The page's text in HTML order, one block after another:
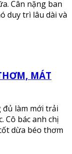
Cân nặng ban
duy trì lâu dài và
MÁT
làm mới trải
Cô bác anh chị
dừa béo thơm